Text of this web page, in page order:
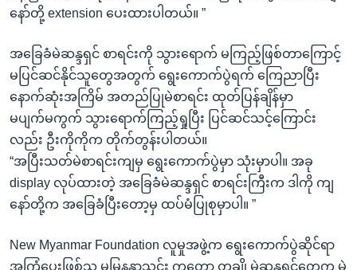
နော်တို့ extension ပေးထားပါတယ်။ ”
အခြေခံမဲဆန္ဒရှင် စာရင်းကို သွားရောက် မကြည့်ဖြစ်တာကြောင့်
မပြင်ဆင်နိုင်သူတွေအတွက် ရွေးကောက်ပွဲရက် ကြေညာပြီး
နောက်ဆုံးအကြိမ် အတည်ပြုမဲစာရင်း ထုတ်ပြန်ချိန်မှာ
မပျက်မကွက် သွားရောက်ကြည့်ရှုပြီး ပြင်ဆင်သင့်ကြောင်း
လည်း ဦးကိုကိုက တိုက်တွန်းပါတယ်။
“အပြီးသတ်မဲစာရင်းကျမှ ရွေးကောက်ပွဲမှာ သုံးမှာပါ။ အခု
display လုပ်ထားတဲ့ အခြေခံမဲဆန္ဒရှင် စာရင်းကြီးက ဒါကို ကျ
နော်တို့က အခြေခံပြီးတော့မှ ထပ်မံပြုစုမှာပါ။ ”
New Myanmar Foundation လူမှုအဖွဲ့က ရွေးကောက်ပွဲဆိုင်ရာ
အကြံပေးဖြစ်သူ မမြနန္ဒာသင်း ကတော့ တချို့မဲဆန္ဒရှင်တွေက မဲ